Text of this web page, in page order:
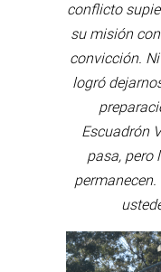
conflicto
su misión
convicción.
logró
Escuadrón
pasa, pero